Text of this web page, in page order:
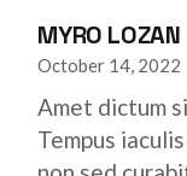
MYRO LOZAN
October 14, 2022
Amet dictum
Tempus